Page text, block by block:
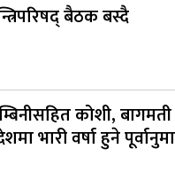
बैठक बस्दै
कोशी,
भारी वर्षा हुने